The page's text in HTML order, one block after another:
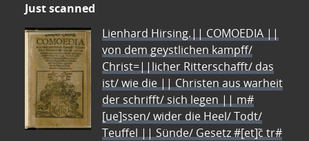
Just scanned
Lienhard Hirsing.|| COMOEDIA ||
von dem geystlichen kampff/
Christ=||licher Ritterschafft/ das
ist/ wie die || Christen aus warheit
der schrifft/ sich legen || m#
[ue]ssen/ wider die Heel/ Todt/
Teuffel || Sünde/ Gesetz #[et]c̃ tr#